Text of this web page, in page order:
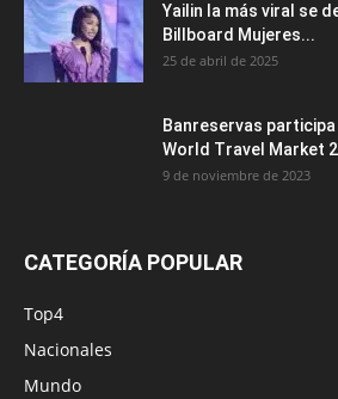
Yailin la más viral se
Billboard Mujeres...
25 de abril de 2025
Banreservas
World Travel Market
9 de noviembre de 2023
CATEGORÍA POPULAR
Top4
Nacionales
Mundo